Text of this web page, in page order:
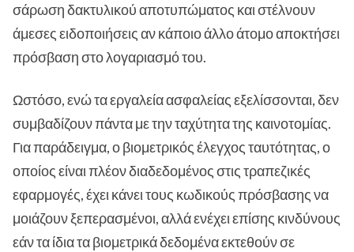
σάρωση δακτυλικού αποτυπώματος και στέλνουν
άμεσες ειδοποιήσεις αν κάποιο άλλο άτομο αποκτήσει
πρόσβαση στο λογαριασμό του.
Ωστόσο, ενώ τα εργαλεία ασφαλείας εξελίσσονται, δεν
συμβαδίζουν πάντα με την ταχύτητα της καινοτομίας.
Για παράδειγμα, ο βιομετρικός έλεγχος ταυτότητας, ο
οποίος είναι πλέον διαδεδομένος στις τραπεζικές
εφαρμογές, έχει κάνει τους κωδικούς πρόσβασης να
μοιάζουν ξεπερασμένοι, αλλά ενέχει επίσης κινδύνους
εάν τα ίδια τα βιομετρικά δεδομένα εκτεθούν σε